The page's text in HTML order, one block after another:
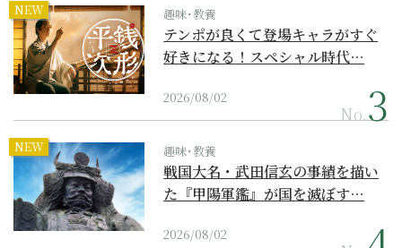
NEW 趣味･教養
テンポが良くて登場キャラがすぐ
好きになる！スペシャル時代…
2026/08/02
No.
NEW 趣味･教養
戦国大名・武田信玄の事績を描い
た『甲陽軍鑑』が国を滅ぼす…
2026/08/02